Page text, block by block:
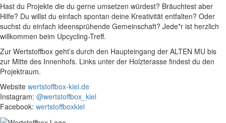
Hast du Projekte die du gerne umsetzen würdest? Bräuchtest aber
Hilfe? Du willst du einfach spontan deine Kreativität entfalten? Oder
suchst du einfach ideensprühende Gemeinschaft? Jede*r ist herzlich
willkommen beim Upcycling-Treff.
Zur Wertstoffbox geht’s durch den Haupteingang der ALTEN MU bis
zur Mitte des Innenhofs. Links unter der Holzterasse findest du den
Projektraum.
Website wertstoffbox-kiel.de
Instagram: @wertstoffbox_kiel
Facebook: wertstoffboxkiel